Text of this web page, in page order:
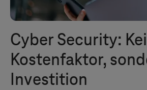
Cyber Security:
Kostenfaktor,
Investition